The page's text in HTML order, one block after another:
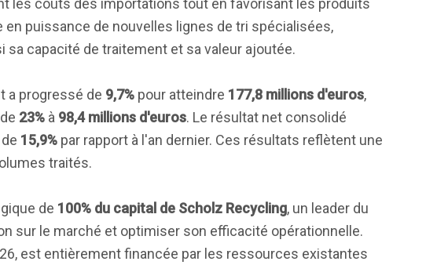
les coûts des importations tout en favorisant les produits
puissance de nouvelles lignes de tri spécialisées,
sa capacité de traitement et sa valeur ajoutée.
a progressé de 9,7% pour atteindre 177,8 millions d'euros,
23% à 98,4 millions d'euros. Le résultat net consolidé
15,9% par rapport à l'an dernier. Ces résultats reflètent une
traités.
de 100% du capital de Scholz Recycling, un leader du
sur le marché et optimiser son efficacité opérationnelle.
est entièrement financée par les ressources existantes